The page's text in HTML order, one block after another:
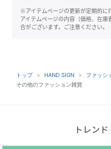
※アイテムページの更新が定期的に
アイテムページの内容（価格、在
合がございます。ご注意ください。
トップ HAND SIGN
ファッシ
その他のファッション雑貨
トレン